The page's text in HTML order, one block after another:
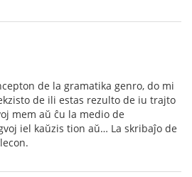
de la gramatika genro, do mi
de ili estas rezulto de iu trajto
mem aŭ ĉu la medio de
iel kaŭzis tion aŭ… La skribaĵo de